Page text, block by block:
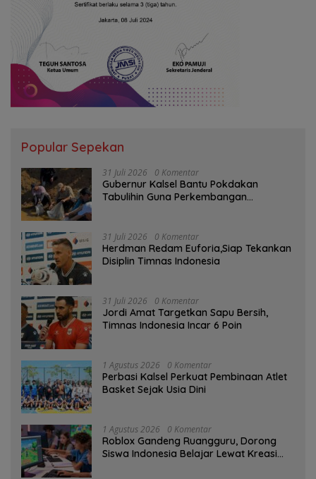
Popular Sepekan
31 Juli 2026 0 Komentar
Gubernur Kalsel Bantu Pokdakan
Tabulihin Guna Perkembangan
31 Juli 2026 0 Komentar
Herdman Redam Euforia,Siap Tekankan
Disiplin Timnas Indonesia
31 Juli 2026 0 Komentar
Jordi Amat Targetkan Sapu Bersih,
Timnas Indonesia Incar 6 Poin
1 Agustus 2026 0 Komentar
Perbasi Kalsel Perkuat Pembinaan Atlet
Basket Sejak Usia Dini
1 Agustus 2026 0 Komentar
Roblox Gandeng Ruangguru, Dorong
Siswa Indonesia Belajar Lewat Kreasi